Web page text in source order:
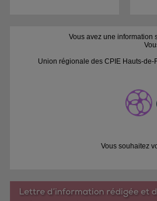
Vous avez une information
Union régionale des CPIE Hauts-de-
Vous souhaitez